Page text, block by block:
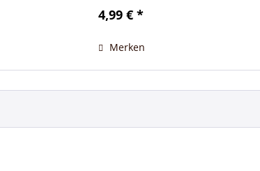
4,99 € *
Merken